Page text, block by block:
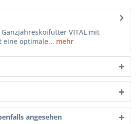
VITAL mit
eine optimale... mehr
angesehen